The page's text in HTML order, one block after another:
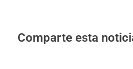
Comparte esta